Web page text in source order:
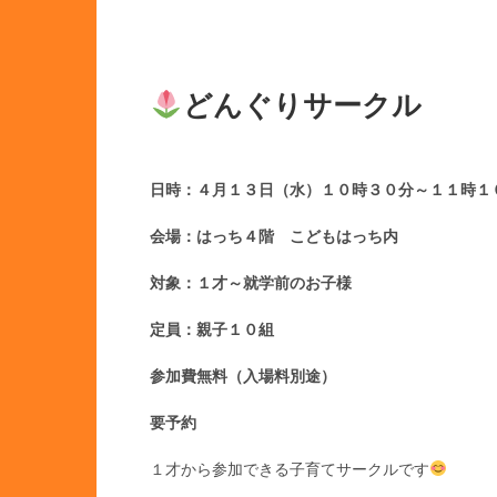
どんぐりサークル
日時：４月１３日（水）１０時３０分～１１時
会場：はっち４階 こどもはっち内
対象：１才～就学前のお子様
定員：親子１０組
参加費無料（入場料別途）
要予約
１才から参加できる子育てサークルです